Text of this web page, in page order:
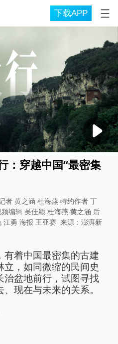
下载APP
：穿越中国“最密集
者 黄之涵 杜海燕 特约作者 丁
编辑 吴佳颖 杜海燕 黄之涵 后
江勇 海报 王亚赛 来源： 澎湃新
有着中国最密集的古建
，如同微缩的民间史
治盆地前行，试图寻找
现在与未来的关系。